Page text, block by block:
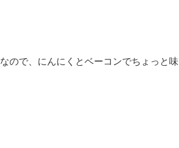
なので、にんにくとベーコンでちょっと味